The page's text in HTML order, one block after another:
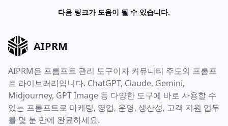
다음 링크가 도움이 될 수 있습니다.
AIPRM
AIPRM은 프롬프트 관리 도구이자 커뮤니티 주도의 프롬프
트 라이브러리입니다. ChatGPT, Claude, Gemini,
Midjourney, GPT Image 등 다양한 도구에 바로 사용할 수
있는 프롬프트로 마케팅, 영업, 운영, 생산성, 고객 지원 업무
를 몇 분 만에 완료하세요.